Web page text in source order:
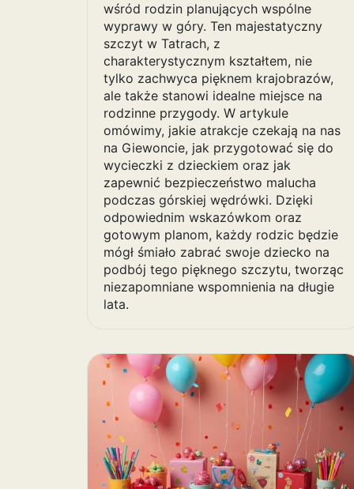
wśród rodzin planujących wspólne
wyprawy w góry. Ten majestatyczny
szczyt w Tatrach, z
charakterystycznym kształtem, nie
tylko zachwyca pięknem krajobrazów,
ale także stanowi idealne miejsce na
rodzinne przygody. W artykule
omówimy, jakie atrakcje czekają na nas
na Giewoncie, jak przygotować się do
wycieczki z dzieckiem oraz jak
zapewnić bezpieczeństwo malucha
podczas górskiej wędrówki. Dzięki
odpowiednim wskazówkom oraz
gotowym planom, każdy rodzic będzie
mógł śmiało zabrać swoje dziecko na
podbój tego pięknego szczytu, tworząc
niezapomniane wspomnienia na długie
lata.